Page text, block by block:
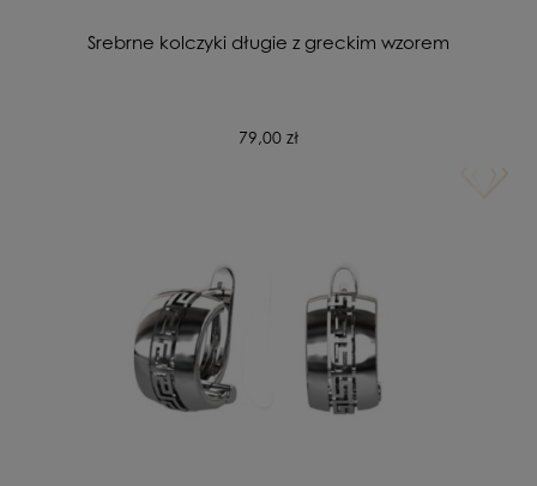
Srebrne kolczyki długie z greckim wzorem
79,00 zł